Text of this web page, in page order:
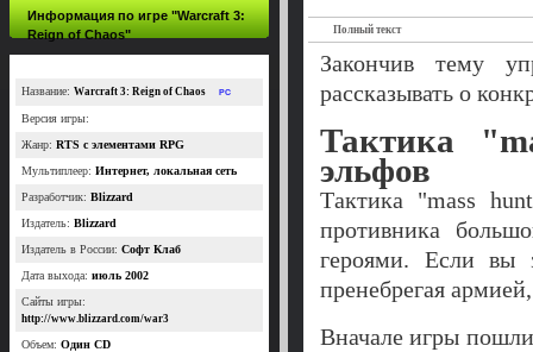
Информация по игре "Warcraft 3:
Reign of Chaos"
Название: Warcraft 3: Reign of Chaos PC
Версия игры:
Жанр: RTS с элементами RPG
Мультиплеер: Интернет, локальная сеть
Разработчик: Blizzard
Издатель: Blizzard
Издатель в России: Софт Клаб
Дата выхода: июль 2002
Сайты игры:
http://www.blizzard.com/war3
Объем: Один CD
Полный текст
Закончив тему
рассказывать о
Тактика
эльфов
Тактика "mass
противника
героями. Если вы
пренебрегая
Вначале игры